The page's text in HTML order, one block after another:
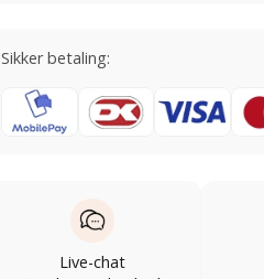
Sikker betaling:
Live-chat